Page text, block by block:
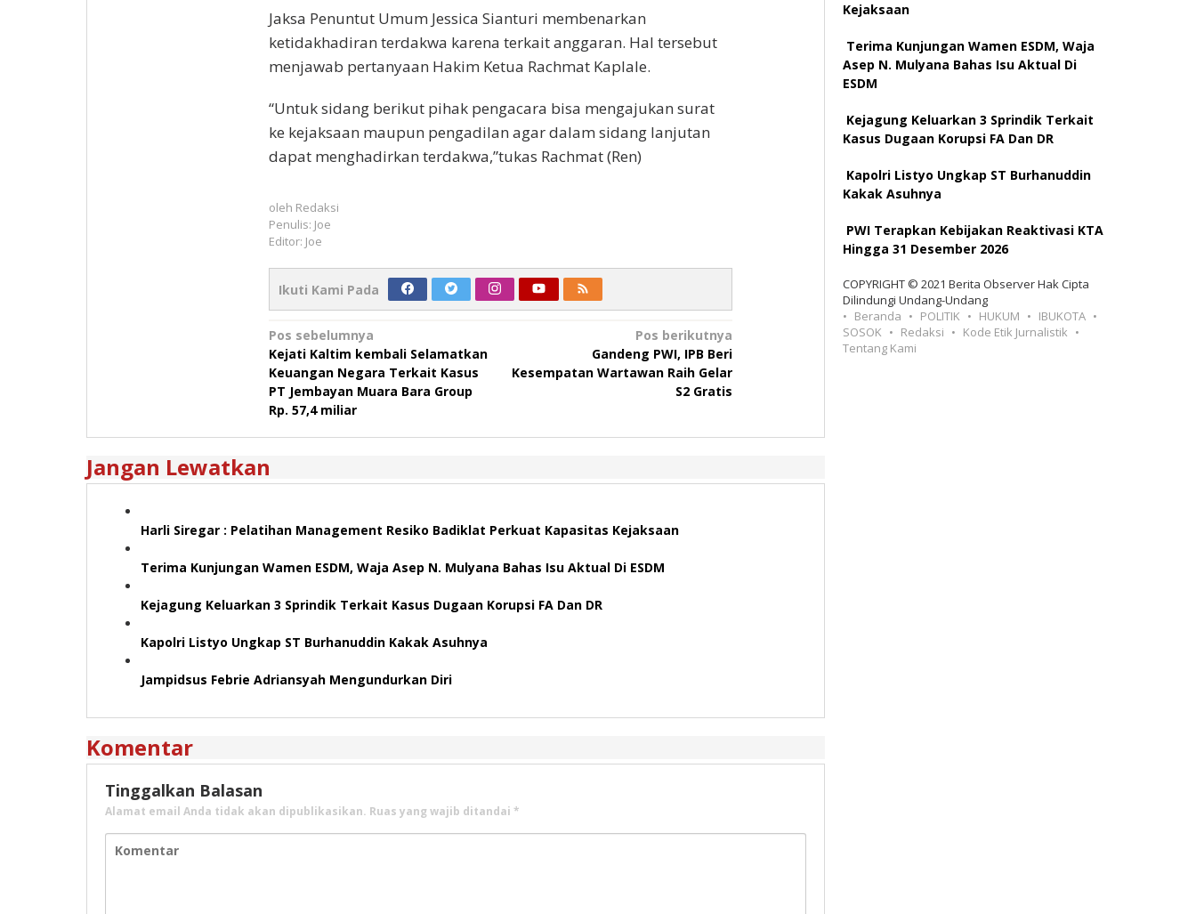
Jaksa Penuntut Umum Jessica Sianturi membenarkan
ketidakhadiran terdakwa karena terkait anggaran. Hal tersebut
menjawab pertanyaan Hakim Ketua Rachmat Kaplale.
“Untuk sidang berikut pihak pengacara bisa mengajukan surat
ke kejaksaan maupun pengadilan agar dalam sidang lanjutan
dapat menghadirkan terdakwa,”tukas Rachmat (Ren)
oleh Redaksi
Penulis: Joe
Editor: Joe
Ikuti Kami Pada
Navigasi
pos
Pos sebelumnya
Kejati Kaltim kembali Selamatkan
Keuangan Negara Terkait Kasus
PT Jembayan Muara Bara Group
Rp. 57,4 miliar
Pos berikutnya
Gandeng PWI, IPB Beri
Kesempatan Wartawan Raih Gelar
S2 Gratis
Jangan Lewatkan
Harli Siregar : Pelatihan Management Resiko Badiklat Perkuat Kapasitas Kejaksaan
Terima Kunjungan Wamen ESDM, Waja Asep N. Mulyana Bahas Isu Aktual Di ESDM
Kejagung Keluarkan 3 Sprindik Terkait Kasus Dugaan Korupsi FA Dan DR
Kapolri Listyo Ungkap ST Burhanuddin Kakak Asuhnya
Jampidsus Febrie Adriansyah Mengundurkan Diri
Komentar
Tinggalkan Balasan
Alamat email Anda tidak akan dipublikasikan. Ruas yang wajib ditandai *
Kejaksaan
Terima Kunjungan Wamen ESDM, Waja
Asep N. Mulyana Bahas Isu Aktual Di
ESDM
Kejagung Keluarkan 3 Sprindik Terkait
Kasus Dugaan Korupsi FA Dan DR
Kapolri Listyo Ungkap ST Burhanuddin
Kakak Asuhnya
PWI Terapkan Kebijakan Reaktivasi KTA
Hingga 31 Desember 2026
COPYRIGHT © 2021 Berita Observer Hak Cipta
Dilindungi Undang-Undang
Beranda
POLITIK HUKUM
IBUKOTA
SOSOK
Redaksi
Kode Etik Jurnalistik
Tentang Kami